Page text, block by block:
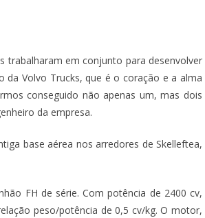
trabalharam em conjunto para desenvolver
Volvo Trucks, que é o coração e a alma
conseguido não apenas um, mas dois
da empresa.
base aérea nos arredores de Skelleftea,
FH de série. Com potência de 2400 cv,
peso/potência de 0,5 cv/kg. O motor,